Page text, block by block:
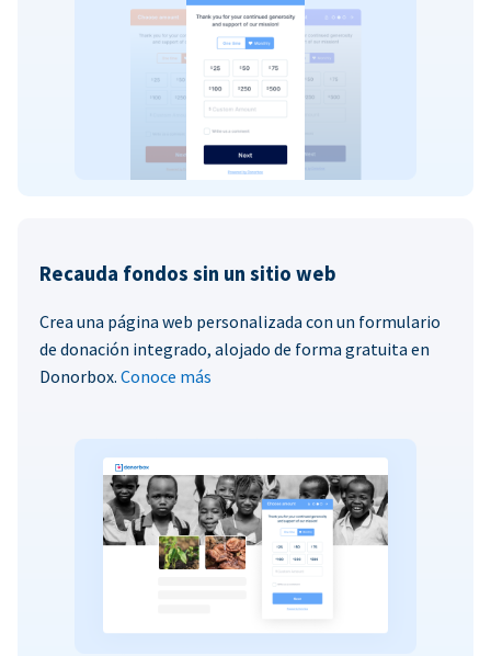
Recauda fondos sin un sitio web
Crea una página web personalizada con un formulario
de donación integrado, alojado de forma gratuita en
Donorbox. Conoce más